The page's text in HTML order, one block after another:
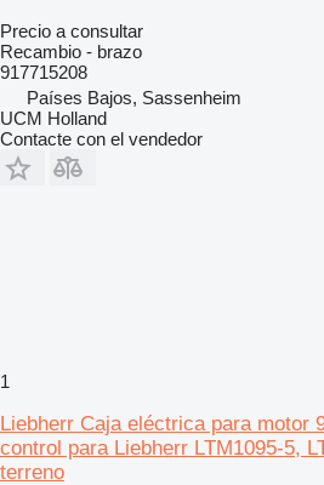
Precio a consultar
Recambio - brazo
917715208
Países Bajos, Sassenheim
UCM Holland
Contacte con el vendedor
1
Liebherr Caja eléctrica para motor
control para Liebherr LTM1095-5,
terreno